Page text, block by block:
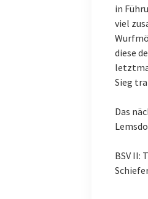
in
viel
diese
Sieg
Das
BSV II: